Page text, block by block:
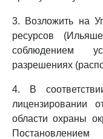
3. Возложить на
ресурсов
соблюдением
разрешениях
4. В
лицензировании
области охраны